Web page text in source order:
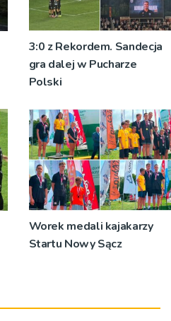
3:0 z Rekordem. Sandecja
gra dalej w Pucharze
Polski
Worek medali kajakarzy
Startu Nowy Sącz